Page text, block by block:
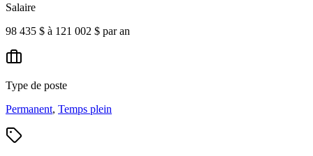
Salaire
98 435 $ à 121 002 $ par an
Type de poste
Permanent, Temps plein